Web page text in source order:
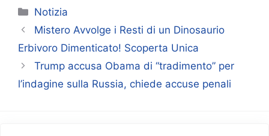
Categorie
Notizia
Mistero Avvolge i Resti di un Dinosaurio
Erbivoro Dimenticato! Scoperta Unica
Trump accusa Obama di “tradimento” per
l’indagine sulla Russia, chiede accuse penali